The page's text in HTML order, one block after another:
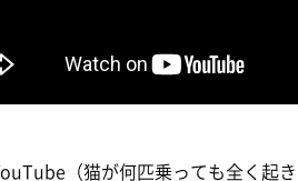
（猫が何匹乗っても全く起